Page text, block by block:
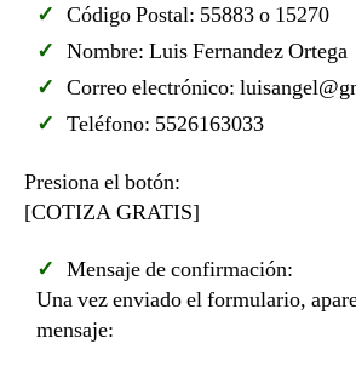
Código Postal: 55883 o 15270
Nombre: Luis Fernandez Ortega
Correo electrónico:
Teléfono: 5526163033
Presiona el botón:
[COTIZA GRATIS]
Mensaje de confirmación:
Una vez enviado el formulario,
mensaje: